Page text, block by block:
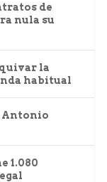
de
nula su
la
habitual
Antonio
1.080